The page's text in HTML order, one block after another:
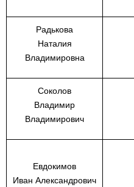
Радькова
Наталия
Владимировна
Соколов
Владимир
Владимирович
Евдокимов
Иван Александрович